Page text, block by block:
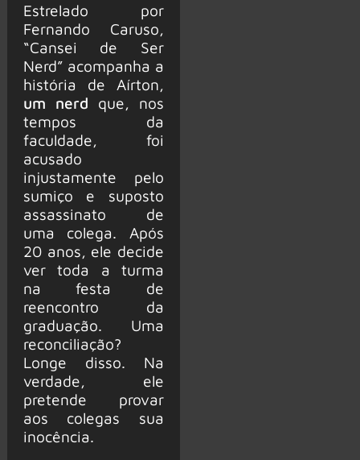
Estrelado por
Fernando Caruso,
“Cansei de Ser
Nerd” acompanha a
história de Aírton,
um nerd que, nos
tempos da
faculdade, foi
acusado
injustamente pelo
sumiço e suposto
assassinato de
uma colega. Após
20 anos, ele decide
ver toda a turma
na festa de
reencontro da
graduação. Uma
reconciliação?
Longe disso. Na
verdade, ele
pretende provar
aos colegas sua
inocência.